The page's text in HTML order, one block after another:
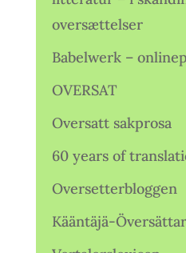
oversættelser
Babelwerk –
OVERSAT
Oversatt sakprosa
60 years of
Oversetterbloggen
Kääntäjä-